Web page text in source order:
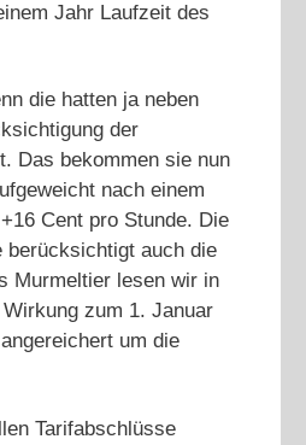
Jahr Laufzeit des
die hatten ja neben
der
Das bekommen sie nun
nach einem
Cent pro Stunde. Die
berücksichtigt auch die
Murmeltier lesen wir in
zum 1. Januar
um die
Tarifabschlüsse